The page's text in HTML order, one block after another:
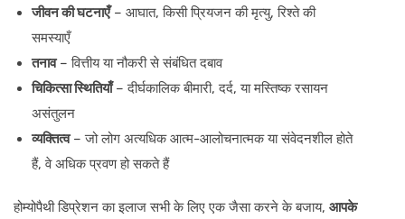
जीवन की घटनाएँ– आघात, किसी प्रियजन की मृत्यु, रिश्ते की
समस्याएँ
तनाव– वित्तीय या नौकरी से संबंधित दबाव
चिकित्सा स्थितियाँ– दीर्घकालिक बीमारी, दर्द, या मस्तिष्क रसायन
असंतुलन
व्यक्तित्व– जो लोग अत्यधिक आत्म-आलोचनात्मक या संवेदनशील होते
हैं, वे अधिक प्रवण हो सकते हैं
होम्योपैथी डिप्रेशन का इलाज सभी के लिए एक जैसा करने के बजाय, आपके